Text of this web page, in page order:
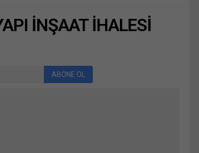
İNŞAAT İHALESİ
ABONE OL